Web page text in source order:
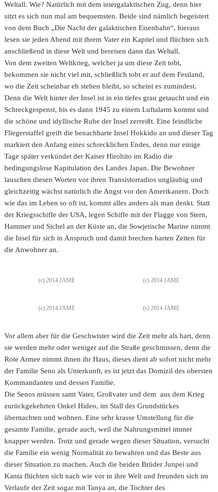
Weltall. Wie? Natürlich mit dem intergalaktischen Zug, denn hier
sitzt es sich nun mal am bequemsten. Beide sind nämlich begeistert
von dem Buch „Die Nacht der galaktischen Eisenbahn“, hieraus
lesen sie jeden Abend mit ihrem Vater ein Kapitel und flüchten sich
anschließend in diese Welt und bereisen dann das Weltall.
Von dem zweiten Weltkrieg, welcher ja um diese Zeit tobt,
bekommen sie nicht viel mit, schließlich tobt er auf dem Festland,
wo die Zeit scheinbar eh stehen bleibt, so scheint es zumindest.
Denn die Welt hinter der Insel ist in ein tiefes grau getaucht und ein
Schreckgespenst, bis es dann 1945 zu einem Luftalarm kommt und
die schöne und idyllische Ruhe der Insel zerreißt. Eine feindliche
Fliegerstaffel greift die benachbarte Insel Hokkido an und dieser Tag
markiert den Anfang eines schrecklichen Endes, denn nur einige
Tage später verkündet der Kaiser Hirohito im Radio die
bedingungslose Kapitulation des Landes Japan. Die Bewohner
lauschen diesen Worten vor ihren Transistorradios ungläubig und
gleichzeitig wächst natürlich die Angst vor den Amerikanern. Doch
wie das im Leben so oft ist, kommt alles anders als man denkt. Statt
der Kriegsschiffe der USA, legen Schiffe mit der Flagge von Stern,
Hammer und Sichel an der Küste an, die Sowjetische Marine nimmt
die Insel für sich in Anspruch und damit brechen harten Zeiten für
die Anwohner an.
(c) 2014 JAME (c) 2014 JAME
(c) 2014 JAME (c) 2014 JAME
Vor allem aber für die Geschwister wird die Zeit mehr als hart, denn
sie werden mehr oder weniger auf die Straße geschmissen, denn die
Rote Armee nimmt ihnen ihr Haus, dieses dient ab sofort nicht mehr
der Familie Seno als Unterkunft, es ist jetzt das Domizil des obersten
Kommandanten und dessen Familie.
Die Senos müssen samt Vater, Großvater und dem aus dem Krieg
zurückgekehrten Onkel Hideo, im Stall des Grundstückes
übernachten und wohnen. Eine sehr krasse Umstellung für die
gesamte Familie, gerade auch, weil die Nahrungsmittel immer
knapper werden. Trotz und gerade wegen dieser Situation, versucht
die Familie ein wenig Normalität zu bewahren und das Beste aus
dieser Situation zu machen. Auch die beiden Brüder Junpei und
Kanta flüchten sich nach wie vor in ihre Welt und freunden sich im
Verlaufe der Zeit sogar mit Tanya an, die Tochter des